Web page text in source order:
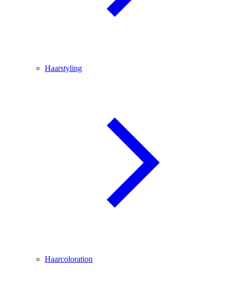
Haarstyling
Haarcoloration